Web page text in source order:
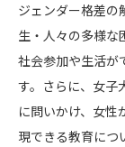
ジェンダー格差の
生・人々の多様な
社会参加や生活が
す。さらに、女子
に問いかけ、女性
現できる教育につ